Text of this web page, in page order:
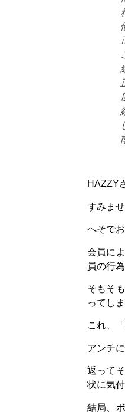
HAZZY
すみま
へそで
会員に
員の行
そもそ
ってし
これ、
アンチ
返って
状に気
結局、